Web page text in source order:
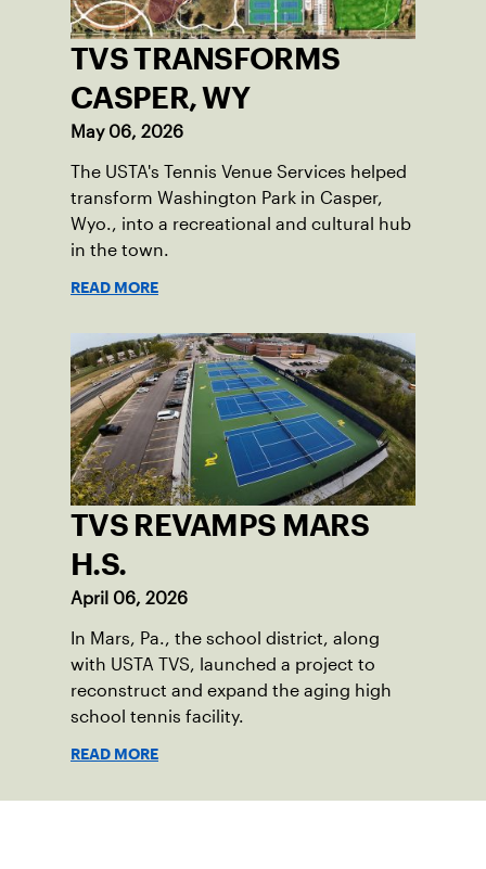
TVS TRANSFORMS
CASPER, WY
May 06, 2026
The USTA's Tennis Venue Services helped
transform Washington Park in Casper,
Wyo., into a recreational and cultural hub
in the town.
READ MORE
TVS REVAMPS MARS
H.S.
April 06, 2026
In Mars, Pa., the school district, along
with USTA TVS, launched a project to
reconstruct and expand the aging high
school tennis facility.
READ MORE